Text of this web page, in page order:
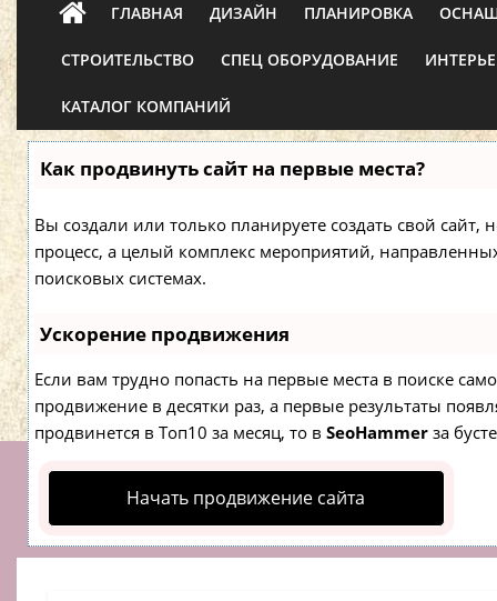
ГЛАВНАЯ ДИЗАЙН ПЛАНИРОВКА
СТРОИТЕЛЬСТВО СПЕЦ ОБОРУДОВАНИЕ
КАТАЛОГ КОМПАНИЙ
Как продвинуть сайт на первые места?
Вы создали или только планируете создать свой сайт,
процесс, а целый комплекс мероприятий,
поисковых системах.
Ускорение продвижения
Если вам трудно попасть на первые места в поиске
продвижение в десятки раз, а первые результаты
продвинется в Топ10 за месяц, то в SeoHammerза
Начать продвижение сайта